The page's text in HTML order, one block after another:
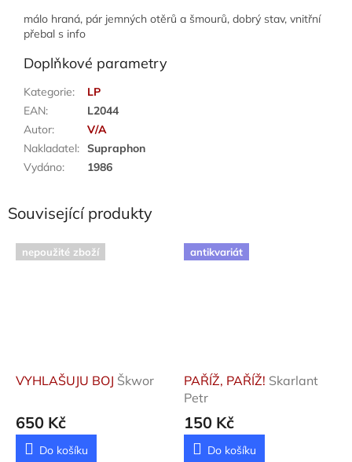
málo hraná, pár jemných otěrů a šmourů, dobrý stav, vnitřní
přebal s info
Doplňkové parametry
Kategorie:
LP
EAN:
L2044
Autor:
V/A
Nakladatel: Supraphon
Vydáno: 1986
Související produkty
nepoužité zboží
VYHLAŠUJU BOJ Škwor
650 Kč
Do košíku
antikvariát
PAŘÍŽ, PAŘÍŽ! Skarlant
Petr
150 Kč
Do košíku